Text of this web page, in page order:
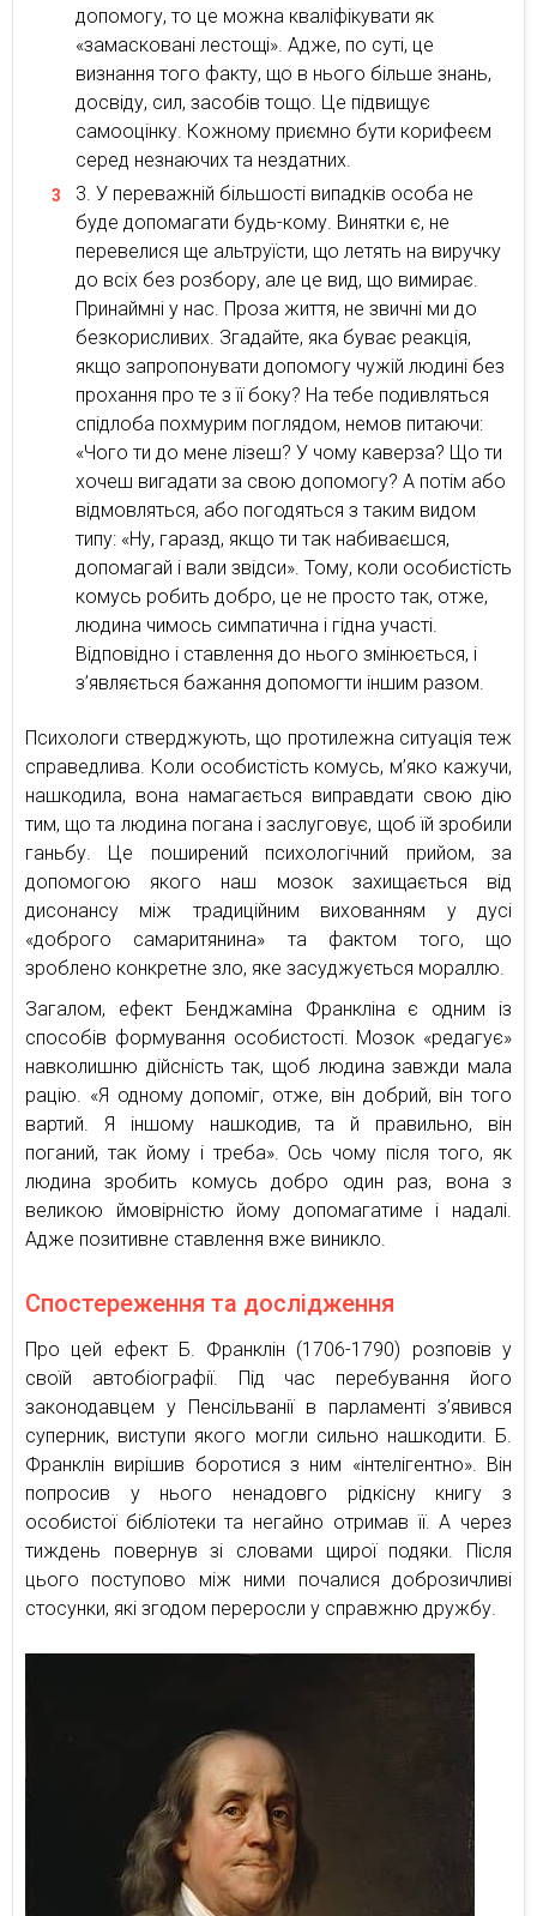
допомогу, то це можна кваліфікувати як
«замасковані лестощі». Адже, по суті, це
визнання того факту, що в нього більше знань,
досвіду, сил, засобів тощо. Це підвищує
самооцінку. Кожному приємно бути корифеєм
серед незнаючих та нездатних.
У переважній більшості випадків особа не
буде допомагати будь-кому. Винятки є, не
перевелися ще альтруїсти, що летять на виручку
до всіх без розбору, але це вид, що вимирає.
Принаймні у нас. Проза життя, не звичні ми до
безкорисливих. Згадайте, яка буває реакція,
якщо запропонувати допомогу чужій людині без
прохання про те з її боку? На тебе подивляться
спідлоба похмурим поглядом, немов питаючи:
«Чого ти до мене лізеш? У чому каверза? Що ти
хочеш вигадати за свою допомогу? А потім або
відмовляться, або погодяться з таким видом
типу: «Ну, гаразд, якщо ти так набиваєшся,
допомагай і вали звідси». Тому, коли особистість
комусь робить добро, це не просто так, отже,
людина чимось симпатична і гідна участі.
Відповідно і ставлення до нього змінюється, і
з’являється бажання допомогти іншим разом.
Психологи стверджують, що протилежна ситуація теж
справедлива. Коли особистість комусь, м’яко кажучи,
нашкодила, вона намагається виправдати свою дію
тим, що та людина погана і заслуговує, щоб їй зробили
ганьбу. Це поширений психологічний прийом, за
допомогою якого наш мозок захищається від
дисонансу між традиційним вихованням у дусі
«доброго самаритянина» та фактом того, що
зроблено конкретне зло, яке засуджується мораллю.
Загалом, ефект Бенджаміна Франкліна є одним із
способів формування особистості. Мозок «редагує»
навколишню дійсність так, щоб людина завжди мала
рацію. «Я одному допоміг, отже, він добрий, він того
вартий. Я іншому нашкодив, та й правильно, він
поганий, так йому і треба». Ось чому після того, як
людина зробить комусь добро один раз, вона з
великою ймовірністю йому допомагатиме і надалі.
Адже позитивне ставлення вже виникло.
Спостереження та дослідження
Про цей ефект Б. Франклін (1706-1790) розповів у
своїй автобіографії. Під час перебування його
законодавцем у Пенсільванії в парламенті з’явився
суперник, виступи якого могли сильно нашкодити. Б.
Франклін вирішив боротися з ним «інтелігентно». Він
попросив у нього ненадовго рідкісну книгу з
особистої бібліотеки та негайно отримав її. А через
тиждень повернув зі словами щирої подяки. Після
цього поступово між ними почалися доброзичливі
стосунки, які згодом переросли у справжню дружбу.